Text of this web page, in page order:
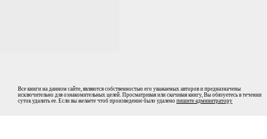
Все книги на данном сайте, являются собственностью его уважаемых авторов и предназначены
исключительно для ознакомительных целей. Просматривая или скачивая книгу, Вы обязуетесь в течении
суток удалить ее. Если вы желаете чтоб произведение было удалено пишите админитратору